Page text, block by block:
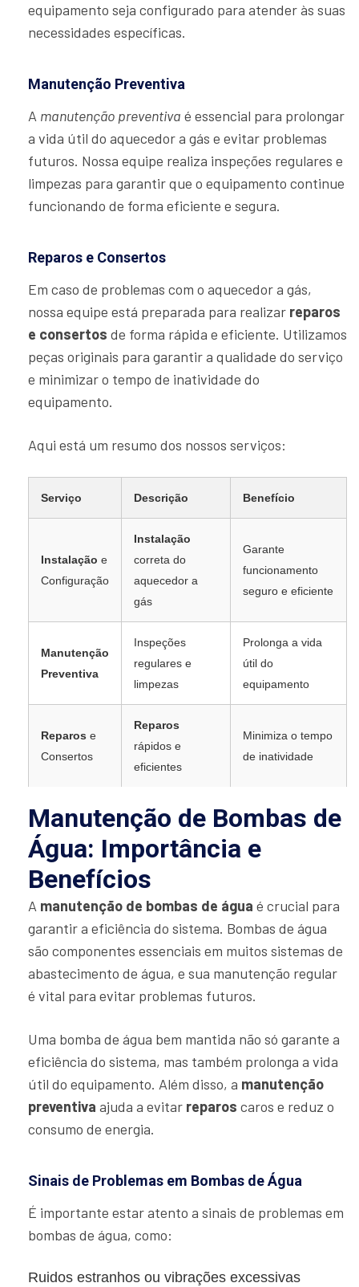
equipamento seja configurado para atender às suas
necessidades específicas.
Manutenção Preventiva
A manutenção preventiva é essencial para prolongar
a vida útil do aquecedor a gás e evitar problemas
futuros. Nossa equipe realiza inspeções regulares e
limpezas para garantir que o equipamento continue
funcionando de forma eficiente e segura.
Reparos e Consertos
Em caso de problemas com o aquecedor a gás,
nossa equipe está preparada para realizar reparos
e consertos de forma rápida e eficiente. Utilizamos
peças originais para garantir a qualidade do serviço
e minimizar o tempo de inatividade do
equipamento.
Aqui está um resumo dos nossos serviços:
Serviço Descrição Benefício
Instalação e
Configuração
Instalação
correta do
aquecedor a
gás
Garante
funcionamento
seguro e eficiente
Manutenção
Preventiva
Inspeções
regulares e
limpezas
Prolonga a vida
útil do
equipamento
Reparos e
Consertos
Reparos
rápidos e
eficientes
Minimiza o tempo
de inatividade
Manutenção de Bombas de
Água: Importância e
Benefícios
A manutenção de bombas de água é crucial para
garantir a eficiência do sistema. Bombas de água
são componentes essenciais em muitos sistemas de
abastecimento de água, e sua manutenção regular
é vital para evitar problemas futuros.
Uma bomba de água bem mantida não só garante a
eficiência do sistema, mas também prolonga a vida
útil do equipamento. Além disso, a manutenção
preventiva ajuda a evitar reparos caros e reduz o
consumo de energia.
Sinais de Problemas em Bombas de Água
É importante estar atento a sinais de problemas em
bombas de água, como:
Ruidos estranhos ou vibrações excessivas